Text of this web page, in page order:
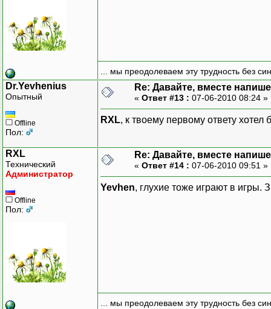
... мы преодолеваем эту трудность без
Dr.Yevhenius
Опытный
Offline
Пол:
Re: Давайте, вместе
« Ответ #13 : 07-06-2010 08:24 »
RXL, к твоему первому ответу
RXL
Технический
Администратор
Offline
Пол:
Re: Давайте, вместе
« Ответ #14 : 07-06-2010 09:51 »
Yevhen, глухие тоже играют в игры.
... мы преодолеваем эту трудность без